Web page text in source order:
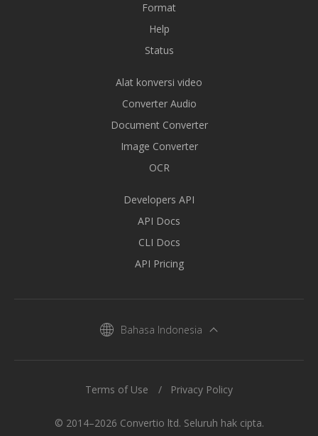
Format
Help
Status
Alat konversi video
Converter Audio
Document Converter
Image Converter
OCR
Developers API
API Docs
CLI Docs
API Pricing
Bahasa Indonesia
© 2014–2026 Convertio ltd. Seluruh hak cipta.
Terms of Use Privacy Policy